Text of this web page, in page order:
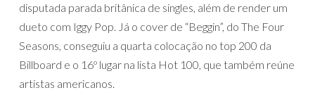
disputada parada britânica de singles, além de render um
dueto com Iggy Pop. Já o cover de “Beggin”, do The Four
Seasons, conseguiu a quarta colocação no top 200 da
Billboard e o 16º lugar na lista Hot 100, que também reúne
artistas americanos.